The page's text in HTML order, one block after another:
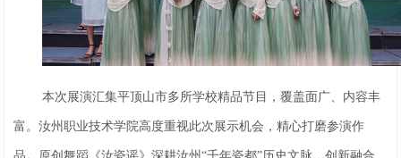
本次展演汇集平顶山市多所学校精品节目，覆盖面广、内容丰
富。汝州职业技术学院高度重视此次展示机会，精心打磨参演作